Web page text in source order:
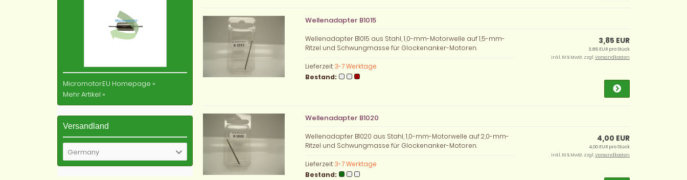
Wellenadapter B1015
Wellenadapter B1015 aus Stahl, 1,0-mm-Motorwelle auf 1,5-mm-
Ritzel und Schwungmasse für Glockenanker-Motoren.
Lieferzeit:3-7 Werktage
Bestand:
3,85 EUR
3,85 EUR pro Stück
inkl. 19 % MwSt. zzgl.Versandkosten
Wellenadapter B1020
Wellenadapter B1020 aus Stahl, 1,0-mm-Motorwelle auf 2,0-mm-
Ritzel und Schwungmasse für Glockenanker-Motoren.
Lieferzeit:3-7 Werktage
Bestand:
4,00 EUR
4,00 EUR pro Stück
inkl. 19 % MwSt. zzgl.Versandkosten
Micromotor.EU Homepage »
Mehr Artikel »
Versandland
Germany